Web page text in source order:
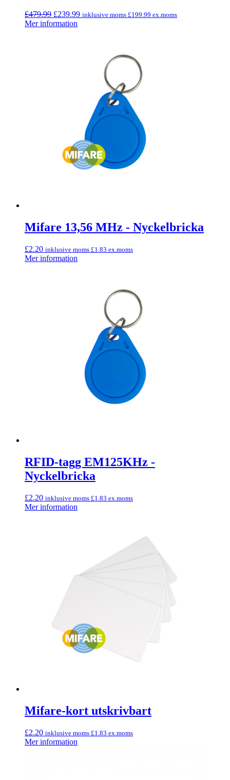
£479.99 Ursprungligt
pris
£239.99Aktuellt
inklusive moms £199.99 ex.moms
Mer information
Mifare 13,56 MHz - Nyckelbricka
£2.20 inklusive moms £1.83 ex.moms
Mer information
RFID-tagg EM125KHz -
Nyckelbricka
£2.20 inklusive moms £1.83 ex.moms
Mer information
Mifare-kort utskrivbart
£2.20 inklusive moms £1.83 ex.moms
Mer information